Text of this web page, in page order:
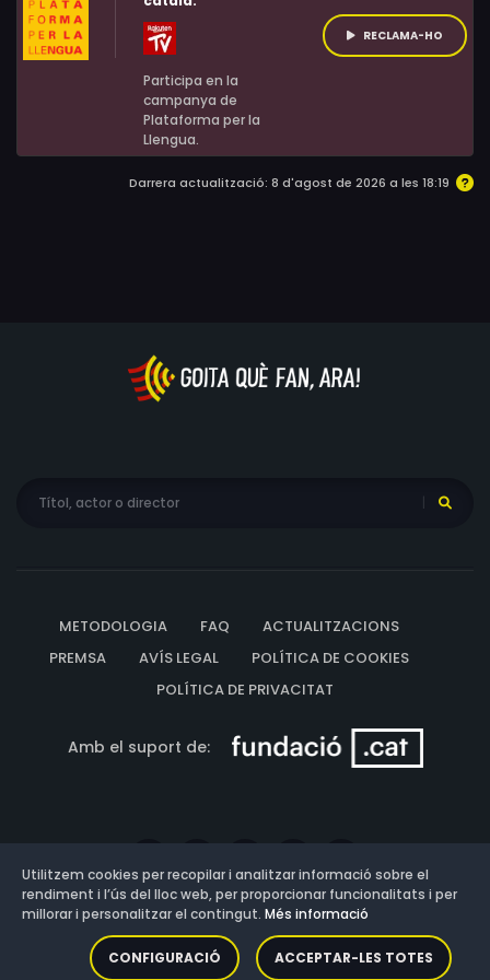
Participa en la
campanya de
Plataforma per la
Llengua.
RECLAMA-HO
Darrera actualització: 8 d'agost de 2026 a les 18:19
METODOLOGIA FAQ
ACTUALITZACIONS
PREMSA
AVÍS LEGAL
POLÍTICA DE COOKIES
POLÍTICA DE PRIVACITAT
Amb el suport de:
Versió: 3.13.0.202607011342
Utilitzem cookies per recopilar i analitzar informació sobre el
rendiment i l’ús del lloc web, per proporcionar funcionalitats i per
millorar i personalitzar el contingut. Més informació
CONFIGURACIÓ ACCEPTAR-LES TOTES